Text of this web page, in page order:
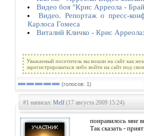
Видео боя "Крис Арреола -
Видео. Репортаж о пресс-
Карлоса Гомеса
Виталий Кличко - Крис
Уважаемый посетитель вы вошли на сайт как
зарегистрироваться либо войти на сайт под
(голосов: 1)
#1 написал: Melf (17 августа 2009 15:24)
понравилось мне
Так сказать -